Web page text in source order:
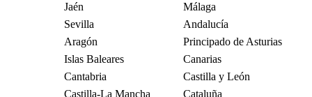
Jaén
Málaga
Sevilla
Andalucía
Aragón
Principado de Asturias
Islas Baleares
Canarias
Cantabria
Castilla y León
Castilla-La Mancha
Cataluña